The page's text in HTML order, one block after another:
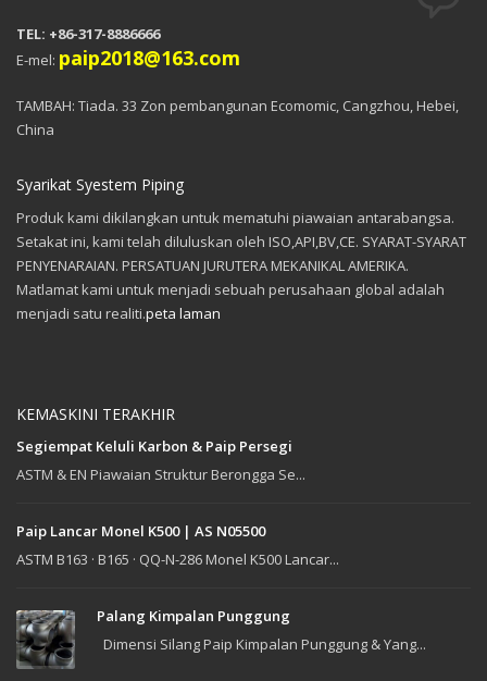
TEL: +86-317-8886666
E-mel: paip2018@163.com
TAMBAH: Tiada. 33 Zon pembangunan Ecomomic, Cangzhou, Hebei,
China
Syarikat Syestem Piping
Produk kami dikilangkan untuk mematuhi piawaian antarabangsa.
Setakat ini, kami telah diluluskan oleh ISO,API,BV,CE. SYARAT-SYARAT
PENYENARAIAN. PERSATUAN JURUTERA MEKANIKAL AMERIKA.
Matlamat kami untuk menjadi sebuah perusahaan global adalah
menjadi satu realiti.peta laman
KEMASKINI TERAKHIR
Segiempat Keluli Karbon & Paip Persegi
ASTM & EN Piawaian Struktur Berongga Se...
Paip Lancar Monel K500 | AS N05500
ASTM B163 · B165 · QQ-N-286 Monel K500 Lancar...
Palang Kimpalan Punggung
Dimensi Silang Paip Kimpalan Punggung & Yang...